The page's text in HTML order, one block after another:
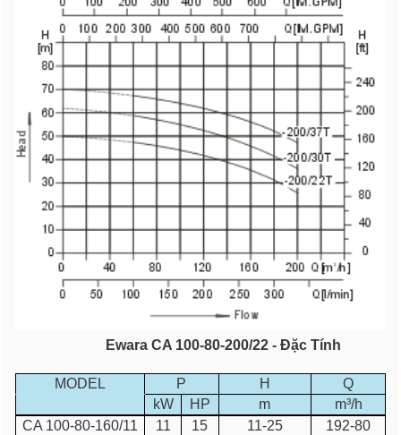
Ewara CA 100-80-200/22 - Đặc Tính
MODEL P H
Q
kW HP m
m³/h
CA 100-80-160/11
11 15 11-25
192-80